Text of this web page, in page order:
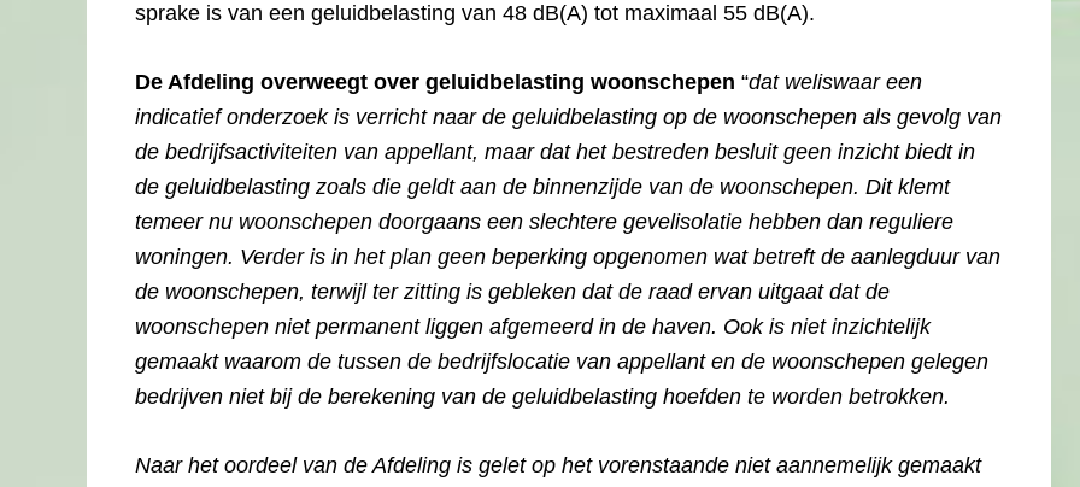
sprake is van een geluidbelasting van 48 dB(A) tot maximaal 55 dB(A).
De Afdeling overweegt over geluidbelasting woonschepen “dat weliswaar een
indicatief onderzoek is verricht naar de geluidbelasting op de woonschepen als gevolg van
de bedrijfsactiviteiten van appellant, maar dat het bestreden besluit geen inzicht biedt in
de geluidbelasting zoals die geldt aan de binnenzijde van de woonschepen. Dit klemt
temeer nu woonschepen doorgaans een slechtere gevelisolatie hebben dan reguliere
woningen. Verder is in het plan geen beperking opgenomen wat betreft de aanlegduur van
de woonschepen, terwijl ter zitting is gebleken dat de raad ervan uitgaat dat de
woonschepen niet permanent liggen afgemeerd in de haven. Ook is niet inzichtelijk
gemaakt waarom de tussen de bedrijfslocatie van appellant en de woonschepen gelegen
bedrijven niet bij de berekening van de geluidbelasting hoefden te worden betrokken.
Naar het oordeel van de Afdeling is gelet op het vorenstaande niet aannemelijk gemaakt